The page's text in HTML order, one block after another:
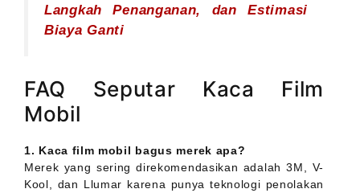
Langkah Penanganan, dan Estimasi
Biaya Ganti
FAQ Seputar Kaca Film
Mobil
1. Kaca film mobil bagus merek apa?
Merek yang sering direkomendasikan adalah 3M, V-
Kool, dan Llumar karena punya teknologi penolakan